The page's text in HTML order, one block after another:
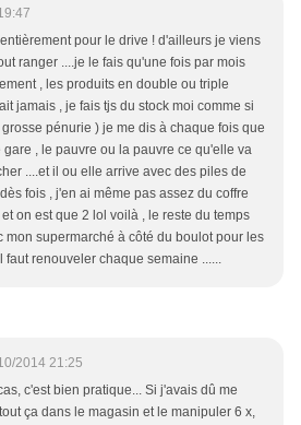
pour le drive ! d'ailleurs je viens
ranger ....je le fais qu'une fois par mois
, les produits en double ou triple
jamais , je fais tjs du stock moi comme si
pénurie ) je me dis à chaque fois que
, le pauvre ou la pauvre ce qu'elle va
....et il ou elle arrive avec des piles de
fois , j'en ai même pas assez du coffre
on est que 2 lol voilà , le reste du temps
mon supermarché à côté du boulot pour les
faut renouveler chaque semaine ......
2014 21:25
c'est bien pratique... Si j'avais dû me
ça dans le magasin et le manipuler 6 x,